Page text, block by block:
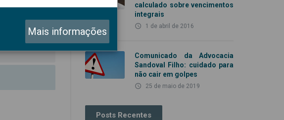
calculado sobre vencimentos
integrais
access_time 1 de abril de 2016
Comunicado da Advocacia
Sandoval Filho: cuidado para
não cair em golpes
access_time 25 de maio de 2019
Posts Recentes
Mais informações